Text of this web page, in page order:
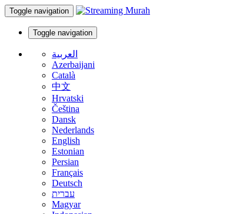
Toggle navigation
Toggle navigation
العربية
Azerbaijani
Català
中文
Hrvatski
Čeština
Dansk
Nederlands
English
Estonian
Persian
Français
Deutsch
עברית
Magyar